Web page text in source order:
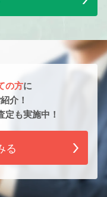
の方に
介！
も実施中！
る